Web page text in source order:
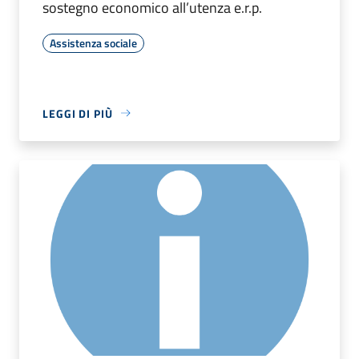
sostegno economico all’utenza e.r.p.
Assistenza sociale
LEGGI DI PIÙ